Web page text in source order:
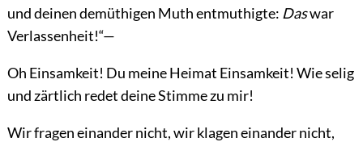
und deinen demüthigen Muth entmuthigte: Daswar
Verlassenheit!“—
Oh Einsamkeit! Du meine Heimat Einsamkeit! Wie selig
und zärtlich redet deine Stimme zu mir!
Wir fragen einander nicht, wir klagen einander nicht,